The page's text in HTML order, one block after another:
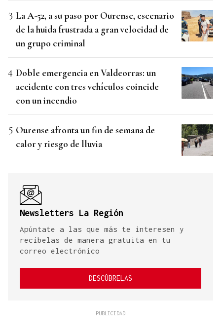
La A-52, a su paso por Ourense, escenario
de la huida frustrada a gran velocidad de
un grupo criminal
Doble emergencia en Valdeorras: un
accidente con tres vehículos coincide
con un incendio
Ourense afronta un fin de semana de
calor y riesgo de lluvia
Newsletters La Región
Apúntate a las que más te interesen y
recíbelas de manera gratuita en tu
correo electrónico
DESCÚBRELAS